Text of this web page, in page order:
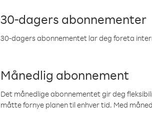
30-dagers abonnementer
30-dagers abonnementet lar deg foreta
Månedlig abonnement
Det månedlige abonnementet gir deg
måtte fornye planen til enhver tid. Med